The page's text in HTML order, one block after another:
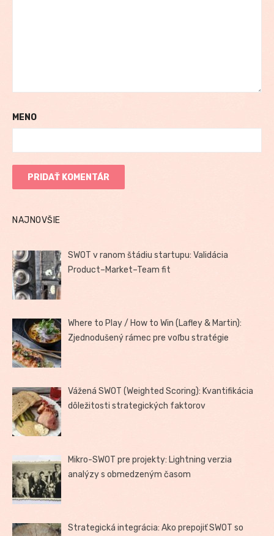
MENO
NAJNOVŠIE
SWOT v ranom štádiu startupu: Validácia
Product–Market–Team fit
Where to Play / How to Win (Lafley & Martin):
Zjednodušený rámec pre voľbu stratégie
Vážená SWOT (Weighted Scoring): Kvantifikácia
dôležitosti strategických faktorov
Mikro-SWOT pre projekty: Lightning verzia
analýzy s obmedzeným časom
Strategická integrácia: Ako prepojiť SWOT so